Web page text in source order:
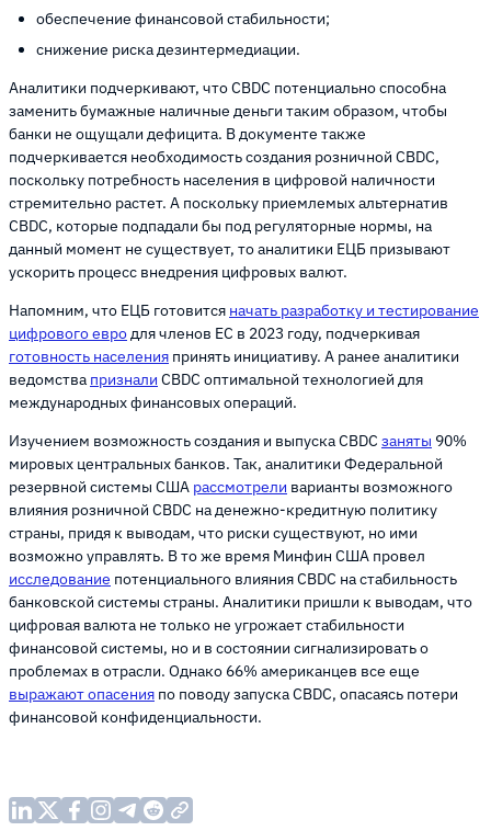
обеспечение финансовой стабильности;
снижение риска дезинтермедиации.
Аналитики подчеркивают, что CBDC потенциально способна
заменить бумажные наличные деньги таким образом, чтобы
банки не ощущали дефицита. В документе также
подчеркивается необходимость создания розничной CBDC,
поскольку потребность населения в цифровой наличности
стремительно растет. А поскольку приемлемых альтернатив
CBDC, которые подпадали бы под регуляторные нормы, на
данный момент не существует, то аналитики ЕЦБ призывают
ускорить процесс внедрения цифровых валют.
Напомним, что ЕЦБ готовится начать разработку и тестирование
цифрового евродля членов ЕС в 2023 году, подчеркивая
готовность населения принять инициативу. А ранее аналитики
ведомства признали CBDC оптимальной технологией для
международных финансовых операций.
Изучением возможность создания и выпуска CBDC заняты 90%
мировых центральных банков. Так, аналитики Федеральной
резервной системы США рассмотрели варианты возможного
влияния розничной CBDC на денежно-кредитную политику
страны, придя к выводам, что риски существуют, но ими
возможно управлять. В то же время Минфин США провел
исследование потенциального влияния CBDC на стабильность
банковской системы страны. Аналитики пришли к выводам, что
цифровая валюта не только не угрожает стабильности
финансовой системы, но и в состоянии сигнализировать о
проблемах в отрасли. Однако 66% американцев все еще
выражают опасения по поводу запуска CBDC, опасаясь потери
финансовой конфиденциальности.